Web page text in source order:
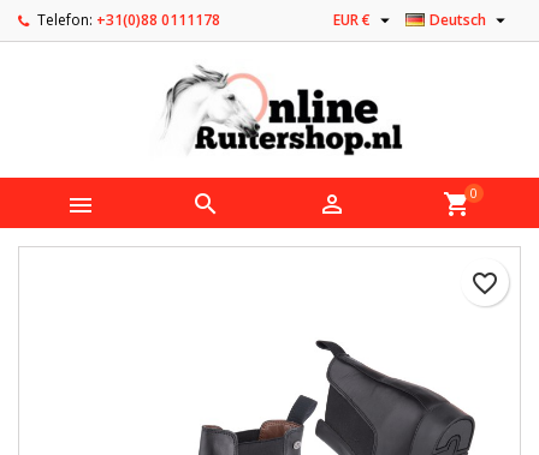
Telefon: +31(0)88 0111178 Deutsch 
EUR € 
   shopping_cart0
favorite_border